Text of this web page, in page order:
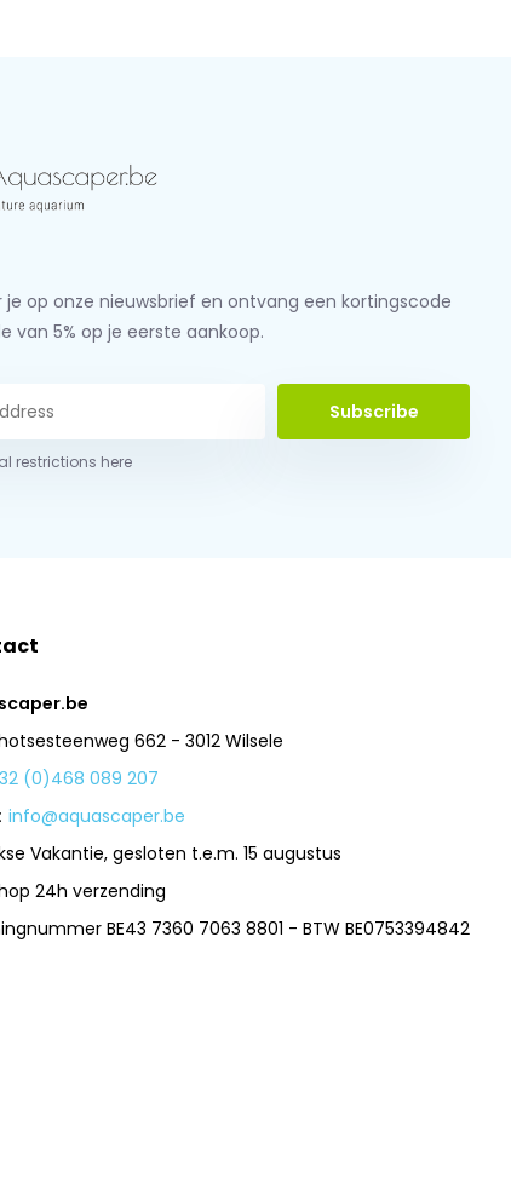
je op onze nieuwsbrief en ontvang een kortingscode
van 5% op je eerste aankoop.
Subscribe
restrictions here
662 - 3012 Wilsele
(0)468 089 207
info@aquascaper.be
Vakantie, gesloten t.e.m. 15 augustus
24h verzending
BE43 7360 7063 8801 - BTW BE0753394842